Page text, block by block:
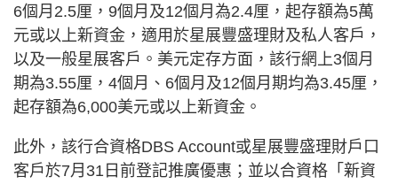
6個月2.5厘，9個月及12個月為2.4厘，起存額為5萬
元或以上新資金，適用於星展豐盛理財及私人客戶，
以及一般星展客戶。美元定存方面，該行網上3個月
期為3.55厘，4個月、6個月及12個月期均為3.45厘，
起存額為6,000美元或以上新資金。
此外，該行合資格DBS Account或星展豐盛理財戶口
客戶於7月31日前登記推廣優惠；並以合資格「新資